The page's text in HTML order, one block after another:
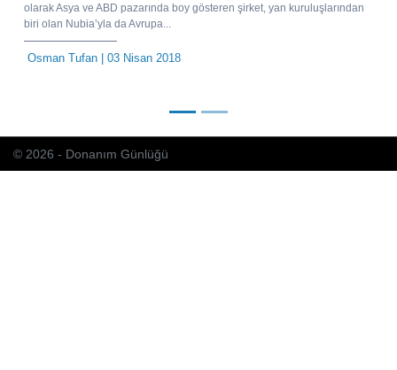
olarak Asya ve ABD pazarında boy gösteren şirket, yan kuruluşlarından
biri olan Nubia’yla da Avrupa...
Osman Tufan | 03 Nisan 2018
© 2026 - Donanım Günlüğü